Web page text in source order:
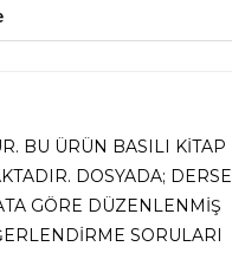
BU ÜRÜN BASILI KİTAP
DOSYADA; DERSE
GÖRE DÜZENLENMİŞ
SORULARI